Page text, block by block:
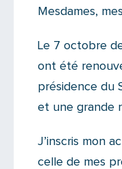
Ajoutez le
Mesdames,
Le 7 octobre
ont été
présidence du
et une grande
J’inscris mon
celle de mes